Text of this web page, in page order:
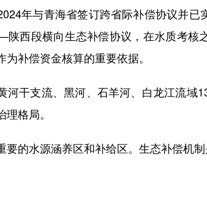
年与青海省签订跨省际补偿协议并
西段横向生态补偿协议，在水质考核
补偿资金核算的重要依据。
干支流、黑河、石羊河、白龙江流域
格局。
的水源涵养区和补给区。生态补偿机制